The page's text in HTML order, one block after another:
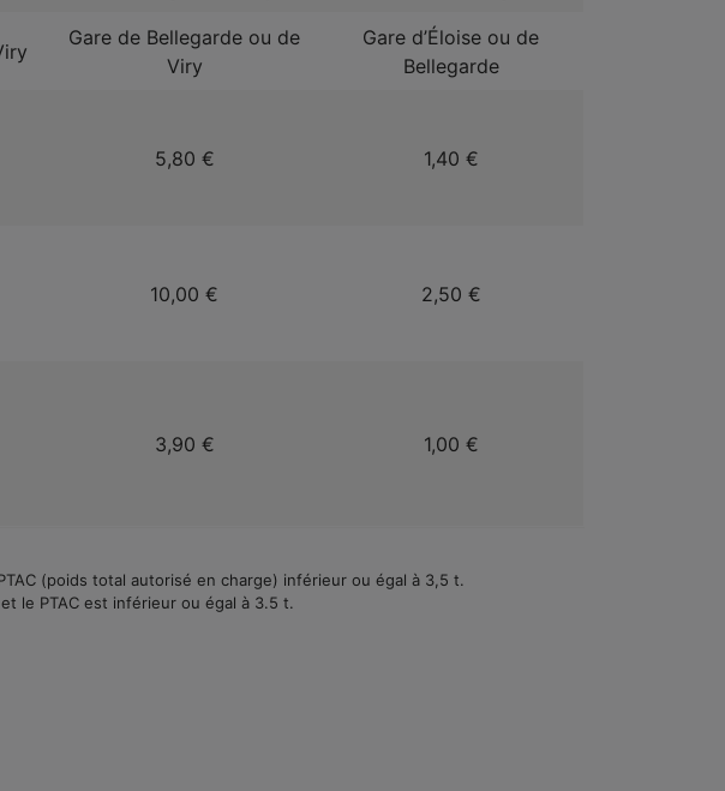
Gare de Bellegarde ou de
Viry
Gare d’Éloise ou de
Bellegarde
5,80 € 1,40 €
10,00 € 2,50 €
3,90 € 1,00 €
(poids total autorisé en charge) inférieur ou égal à 3,5 t.
le PTAC est inférieur ou égal à 3.5 t.